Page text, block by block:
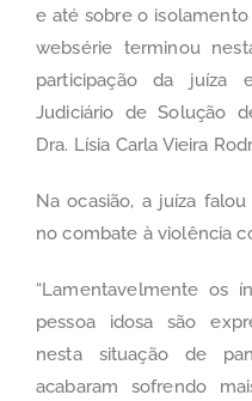
e até sobre o
websérie terminou
participação da juíza
Judiciário de Solução
Dra. Lísia Carla Vieira
Na ocasião, a juíza
no combate à violência
“Lamentavelmente os
pessoa idosa são
nesta situação de
acabaram sofrendo